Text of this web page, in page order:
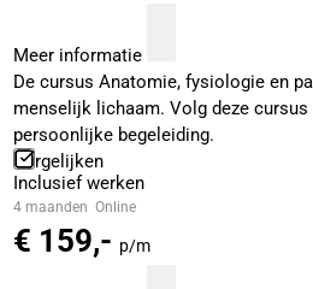
Meer informatie
De cursus Anatomie, fysiologie en
menselijk lichaam. Volg deze
persoonlijke begeleiding.
Vergelijken
Inclusief werken
4 maanden Online
€ 159,- p/m